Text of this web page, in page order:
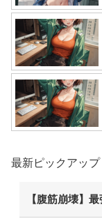
最新ピックアップ